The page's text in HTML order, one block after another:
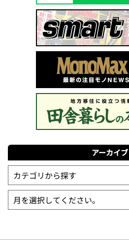
アーカイブ